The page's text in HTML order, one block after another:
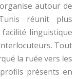
autour de
réunit plus
facilité linguistique
Tout
la ruée vers les
présents en